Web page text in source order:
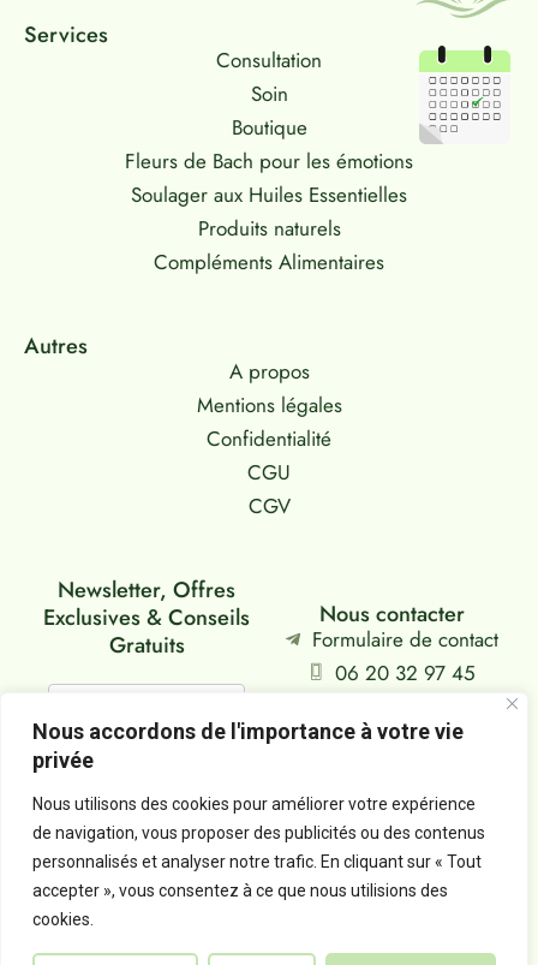
Nous accordons de l'importance à votre vie
privée
Nous utilisons des cookies pour améliorer votre expérience
de navigation, vous proposer des publicités ou des contenus
personnalisés et analyser notre trafic. En cliquant sur « Tout
accepter », vous consentez à ce que nous utilisions des
cookies.
Services
Consultation
Soin
Boutique
Fleurs de Bach pour les émotions
Soulager aux Huiles Essentielles
Produits naturels
Compléments Alimentaires
Autres
A propos
Mentions légales
Confidentialité
CGU
CGV
Newsletter, Offres
Exclusives & Conseils
Gratuits
Nous contacter
Formulaire de contact
06 20 32 97 45
Copyright @2026 sylvia-aromatherapeute.fr
Tous droits réservés